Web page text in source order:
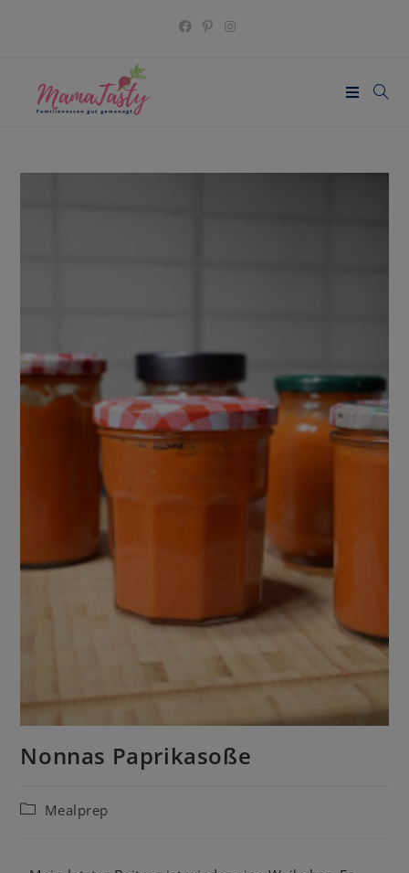
Nonnas Paprikasoße
Mealprep